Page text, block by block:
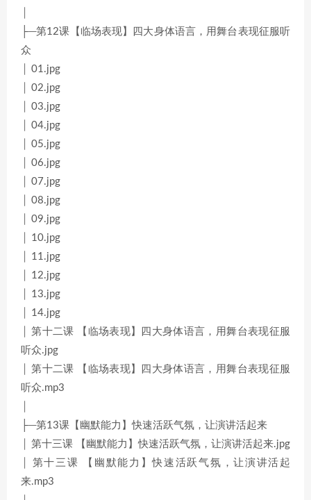
├─第12课【临场表现】四大身体语言，用舞台表现征服听
众
│ 01.jpg
│ 02.jpg
│ 03.jpg
│ 04.jpg
│ 05.jpg
│ 06.jpg
│ 07.jpg
│ 08.jpg
│ 09.jpg
│ 10.jpg
│ 11.jpg
│ 12.jpg
│ 13.jpg
│ 14.jpg
│ 第十二课 【临场表现】四大身体语言，用舞台表现征服
听众.jpg
│ 第十二课 【临场表现】四大身体语言，用舞台表现征服
听众.mp3
├─第13课【幽默能力】快速活跃气氛，让演讲活起来
│ 第十三课 【幽默能力】快速活跃气氛，让演讲活起来.jpg
│ 第十三课 【幽默能力】快速活跃气氛，让演讲活起
来.mp3